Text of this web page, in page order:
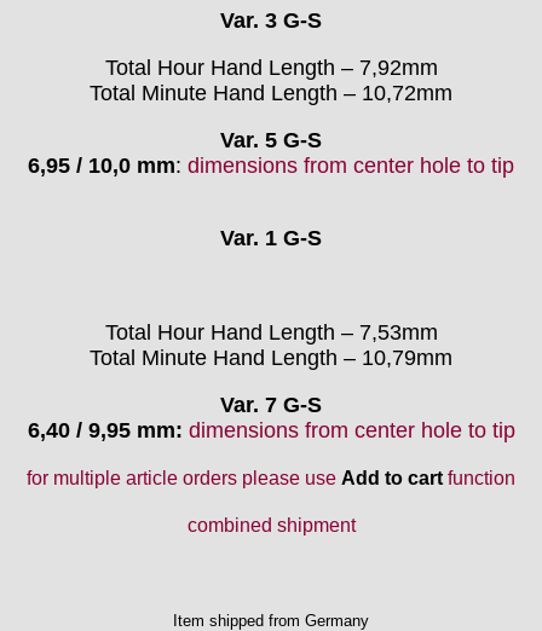
Var. 3 G-S
Total Hour Hand Length – 7,92mm
Total Minute Hand Length – 10,72mm
Var. 5 G-S
6,95 / 10,0 mm: dimensions from center hole to tip
Var. 1 G-S
Total Hour Hand Length – 7,53mm
Total Minute Hand Length – 10,79mm
Var. 7 G-S
6,40 / 9,95 mm: dimensions from center hole to tip
for multiple article orders please use Add to cart function
combined shipment
Item shipped from Germany